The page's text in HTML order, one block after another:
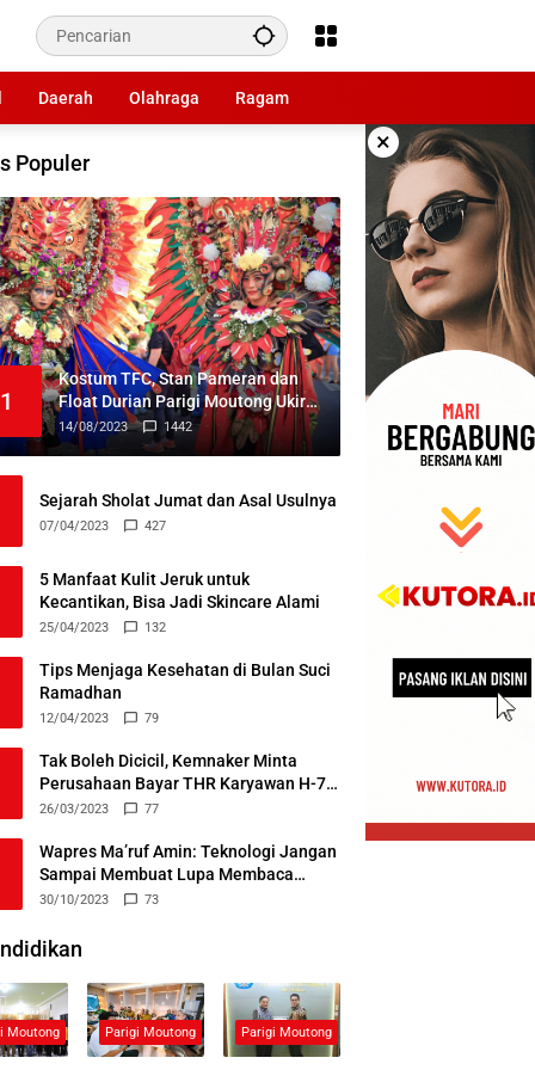
Daerah Olahraga Ragam
×
Populer
1
Kostum TFC, Stan Pameran dan
Float Durian Parigi Moutong Ukir
Prestasi di TIFF 2023
14/08/2023 1442
Sejarah Sholat Jumat dan Asal Usulnya
07/04/2023 427
5 Manfaat Kulit Jeruk untuk
Kecantikan, Bisa Jadi Skincare Alami
25/04/2023 132
Tips Menjaga Kesehatan di Bulan Suci
Ramadhan
12/04/2023 79
Tak Boleh Dicicil, Kemnaker Minta
Perusahaan Bayar THR Karyawan H-7
Lebaran
26/03/2023 77
Wapres Ma’ruf Amin: Teknologi Jangan
Sampai Membuat Lupa Membaca
Alquran
30/10/2023 73
Moutong Parigi Moutong Parigi Moutong